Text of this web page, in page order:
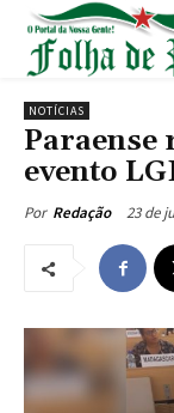
NOTÍCIAS
Paraense
evento
Por Redação 23 de